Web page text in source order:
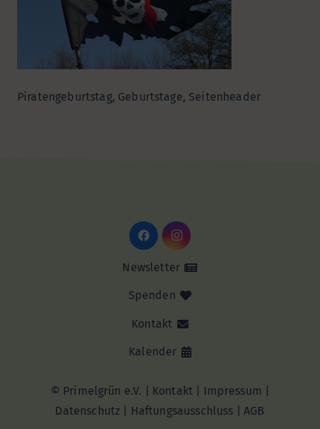
Piratengeburtstag, Geburtstage, Seitenheader
Newsletter
Spenden
Kontakt
Kalender
© Primelgrün e.V. | Kontakt Impressum
Datenschutz
Haftungsausschluss |AGB